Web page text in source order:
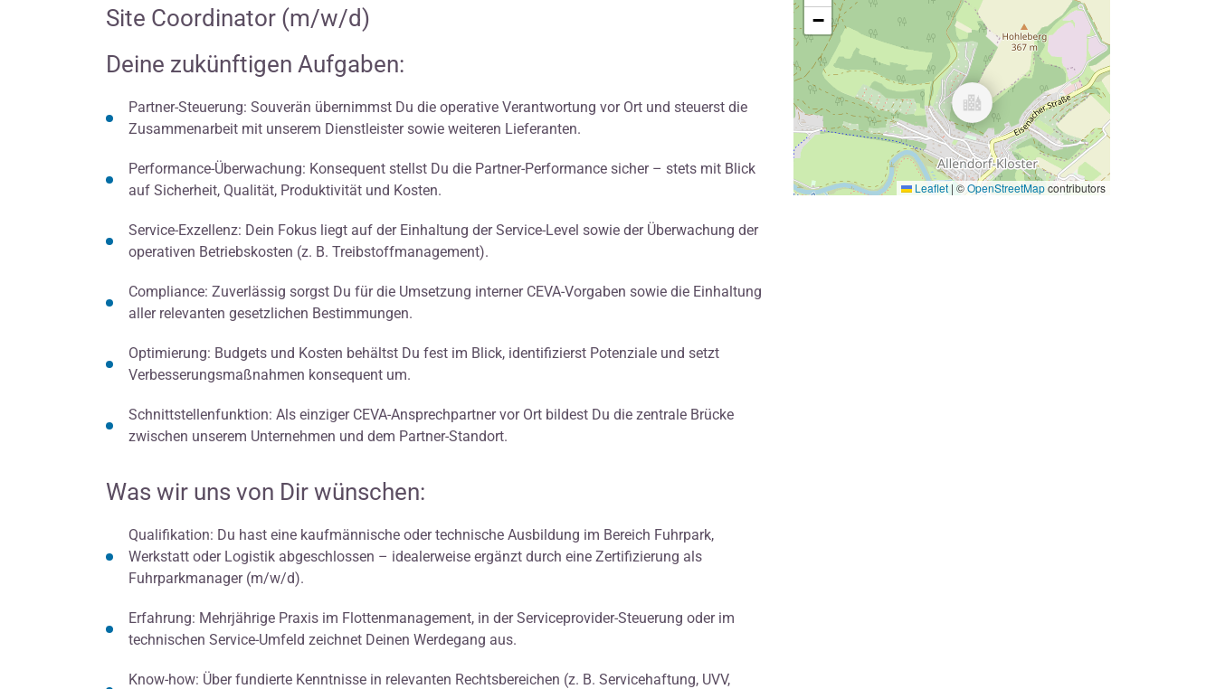
Site Coordinator (m/w/d)
Deine zukünftigen Aufgaben:
Partner-Steuerung: Souverän übernimmst Du die operative Verantwortung vor Ort und steuerst die
Zusammenarbeit mit unserem Dienstleister sowie weiteren Lieferanten.
Performance-Überwachung: Konsequent stellst Du die Partner-Performance sicher – stets mit Blick
auf Sicherheit, Qualität, Produktivität und Kosten.
Service-Exzellenz: Dein Fokus liegt auf der Einhaltung der Service-Level sowie der Überwachung der
operativen Betriebskosten (z. B. Treibstoffmanagement).
Compliance: Zuverlässig sorgst Du für die Umsetzung interner CEVA-Vorgaben sowie die Einhaltung
aller relevanten gesetzlichen Bestimmungen.
Optimierung: Budgets und Kosten behältst Du fest im Blick, identifizierst Potenziale und setzt
Verbesserungsmaßnahmen konsequent um.
Schnittstellenfunktion: Als einziger CEVA-Ansprechpartner vor Ort bildest Du die zentrale Brücke
zwischen unserem Unternehmen und dem Partner-Standort.
Was wir uns von Dir wünschen:
Qualifikation: Du hast eine kaufmännische oder technische Ausbildung im Bereich Fuhrpark,
Werkstatt oder Logistik abgeschlossen – idealerweise ergänzt durch eine Zertifizierung als
Fuhrparkmanager (m/w/d).
Erfahrung: Mehrjährige Praxis im Flottenmanagement, in der Serviceprovider-Steuerung oder im
technischen Service-Umfeld zeichnet Deinen Werdegang aus.
Know-how: Über fundierte Kenntnisse in relevanten Rechtsbereichen (z. B. Servicehaftung, UVV,
−
Leaflet | ©OpenStreetMapcontributors